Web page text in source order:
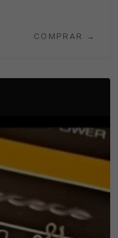
COMPRAR